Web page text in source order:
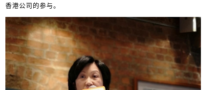
香港公司的参与。